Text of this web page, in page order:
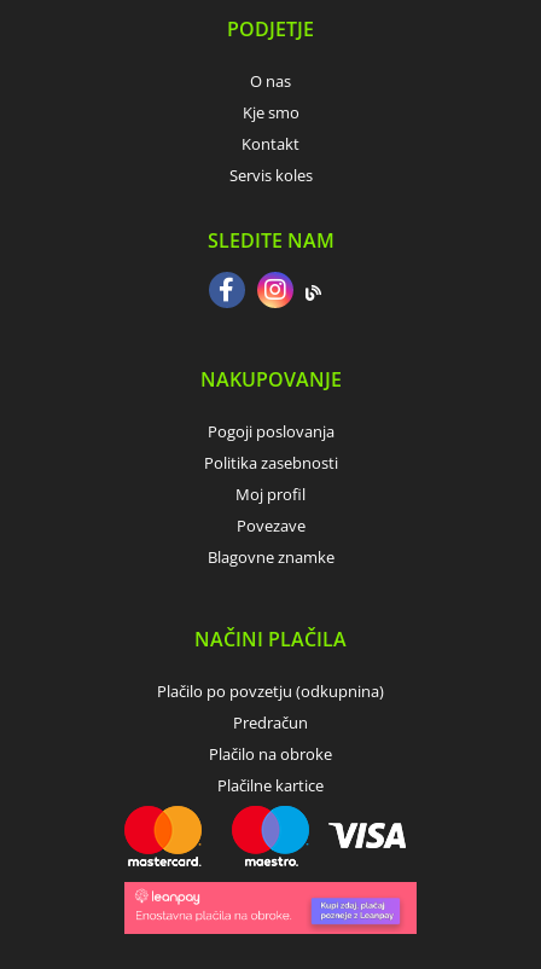
PODJETJE
O nas
Kje smo
Kontakt
Servis koles
SLEDITE NAM
NAKUPOVANJE
Pogoji poslovanja
Politika zasebnosti
Moj profil
Povezave
Blagovne znamke
NAČINI PLAČILA
Plačilo po povzetju (odkupnina)
Predračun
Plačilo na obroke
Plačilne kartice